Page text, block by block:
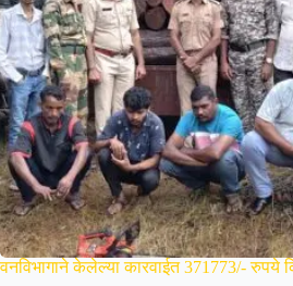
वनविभागाने केलेल्या कारवाईत 371773/- रुपये